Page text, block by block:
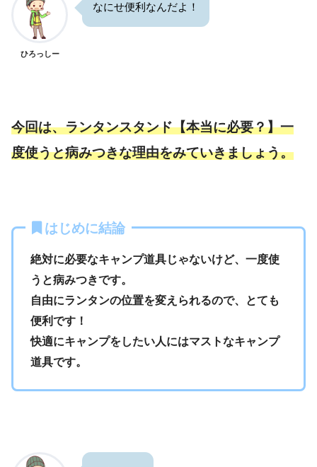
ひろっしー
なにせ便利なんだよ！
今回は、ランタンスタンド【本当に必要？】一
度使うと病みつきな理由をみていきましょう。
はじめに結論
絶対に必要なキャンプ道具じゃないけど、一度使
うと病みつきです。
自由にランタンの位置を変えられるので、とても
便利です！
快適にキャンプをしたい人にはマストなキャンプ
道具です。